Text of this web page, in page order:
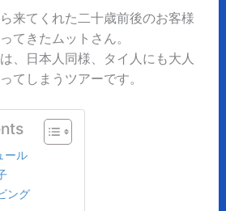
来てくれた二十歳前後のお客様
てきたムットさん。
、日本人同様、タイ人にも大人
てしまうツアーです。
ール
ング